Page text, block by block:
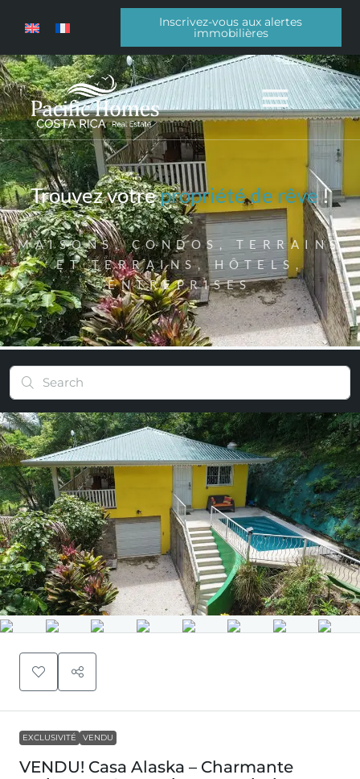
Inscrivez-vous aux alertes
immobilières
Trouvez votrepropriété de rêve!
MAISONS, CONDOS, TERRAINS
ET TERRAINS, HÔTELS,
ENTREPRISES
EXCLUSIVITÉ VENDU
VENDU! Casa Alaska – Charmante